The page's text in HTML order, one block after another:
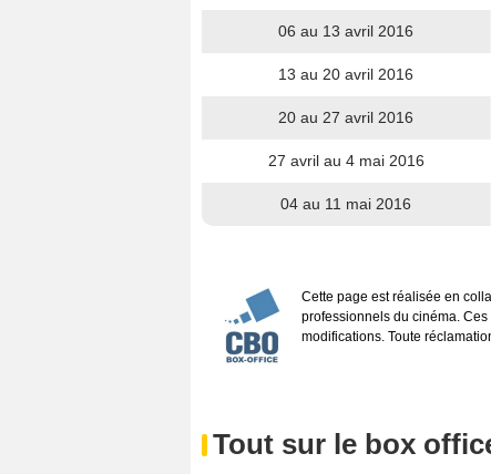
06 au 13 avril 2016
13 au 20 avril 2016
20 au 27 avril 2016
27 avril au 4 mai 2016
04 au 11 mai 2016
Cette page est réalisée en
professionnels du cinéma.
modifications. Toute
Tout sur le box